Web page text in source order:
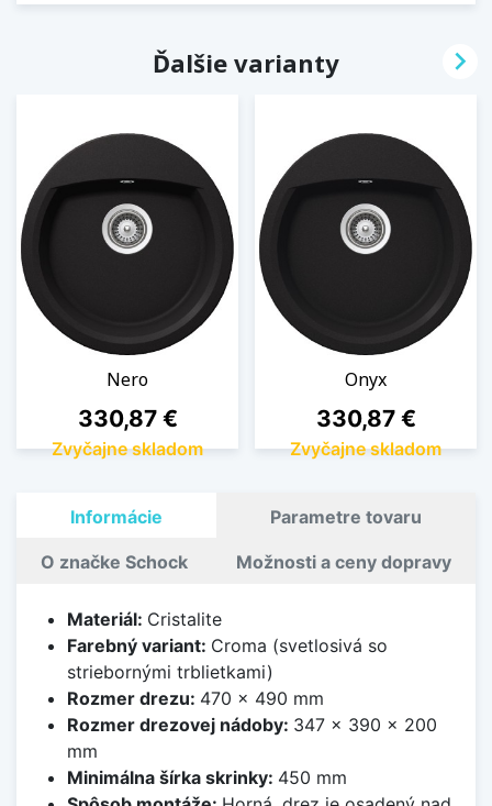
Ďalšie varianty
Nero
Cena
330,87 €
Zvyčajne skladom
Onyx
Cena
330,87 €
Zvyčajne skladom

Informácie Parametre tovaru
O značke Schock Možnosti a ceny dopravy
Materiál: Cristalite
Farebný variant: Croma (svetlosivá so
striebornými trblietkami)
Rozmer drezu: 470 x 490 mm
Rozmer drezovej nádoby: 347 x 390 x 200
mm
Minimálna šírka skrinky: 450 mm